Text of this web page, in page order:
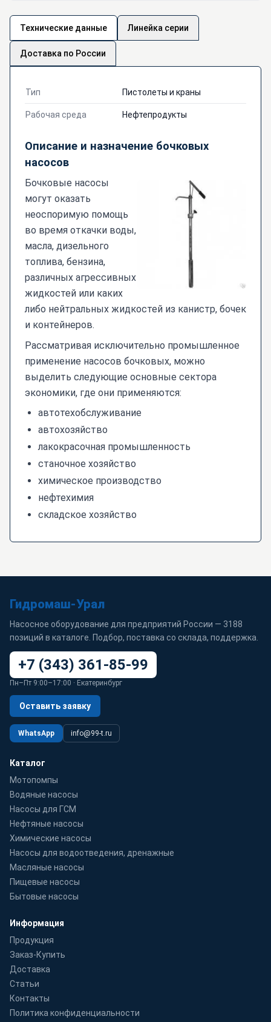
Технические данные Линейка серии
Доставка по России
Тип Пистолеты и краны
Рабочая среда Нефтепродукты
Описание и назначение бочковых
насосов
Бочковые насосы
могут оказать
неоспоримую помощь
во время откачки воды,
масла, дизельного
топлива, бензина,
различных агрессивных
жидкостей или каких
либо нейтральных жидкостей из канистр, бочек
и контейнеров.
Рассматривая исключительно промышленное
применение насосов бочковых, можно
выделить следующие основные сектора
экономики, где они применяются:
автотехобслуживание
автохозяйство
лакокрасочная промышленность
станочное хозяйство
химическое производство
нефтехимия
складское хозяйство
Гидромаш-Урал
Насосное оборудование для предприятий России — 3188
позиций в каталоге. Подбор, поставка со склада, поддержка.
+7 (343) 361-85-99
Пн–Пт 9:00–17:00 · Екатеринбург
Оставить заявку
WhatsApp info@99-t.ru
Каталог
Мотопомпы
Водяные насосы
Насосы для ГСМ
Нефтяные насосы
Химические насосы
Насосы для водоотведения, дренажные
Масляные насосы
Пищевые насосы
Бытовые насосы
Информация
Продукция
Заказ-Купить
Доставка
Статьи
Контакты
Политика конфиденциальности